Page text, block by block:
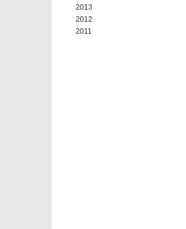
2013
2012
2011